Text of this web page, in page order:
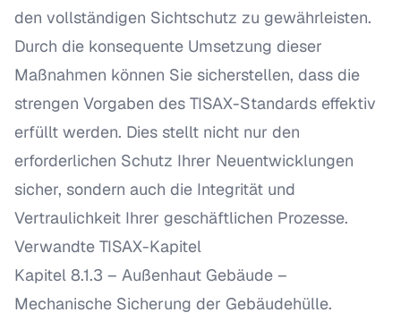
den vollständigen Sichtschutz zu gewährleisten.
Durch die konsequente Umsetzung dieser
Maßnahmen können Sie sicherstellen, dass die
strengen Vorgaben des TISAX-Standards effektiv
erfüllt werden. Dies stellt nicht nur den
erforderlichen Schutz Ihrer Neuentwicklungen
sicher, sondern auch die Integrität und
Vertraulichkeit Ihrer geschäftlichen Prozesse.
Verwandte TISAX-Kapitel
Kapitel 8.1.3 – Außenhaut Gebäude –
Mechanische Sicherung der Gebäudehülle.